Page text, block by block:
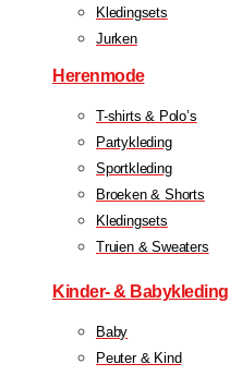
Kledingsets
Jurken
Herenmode
T-shirts & Polo’s
Partykleding
Sportkleding
Broeken & Shorts
Kledingsets
Truien & Sweaters
Kinder- & Babykleding
Baby
Peuter & Kind